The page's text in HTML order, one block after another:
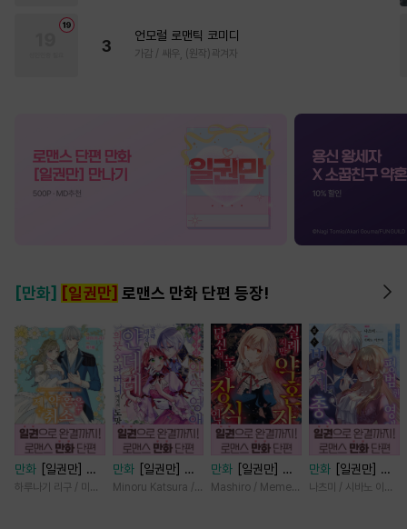
3
언모럴 로맨틱 코미디
가감 / 쌔우, (원작)곽겨자
[만화] [일권만] 로맨스 만화 단편 등장!
만화
[일권만] 제
약혼은 취소되었습
하루나기 리구 / 미즈메
만화
[일권만] 기
억상실 악역 영애
Minoru Katsura / Mizune
만화
[일권만] 실
례지만 약혼자님,
Mashiro / Memeko
만화
[일권만] 모
든 것을 포기한 평
나츠미 / 시바노 이즈미